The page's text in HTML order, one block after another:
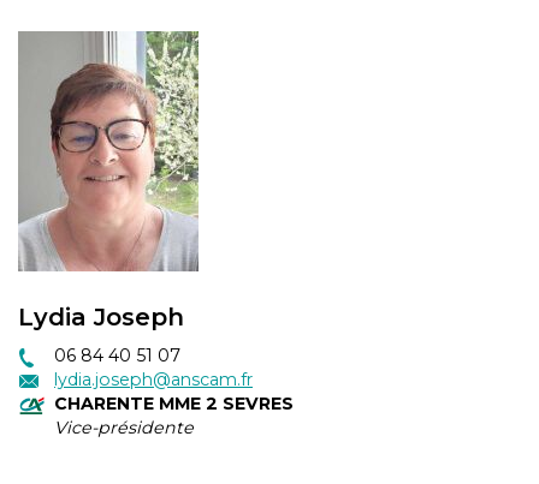
Lydia Joseph
06 84 40 51 07
lydia.joseph@anscam.fr
CHARENTE MME 2 SEVRES
Vice-présidente